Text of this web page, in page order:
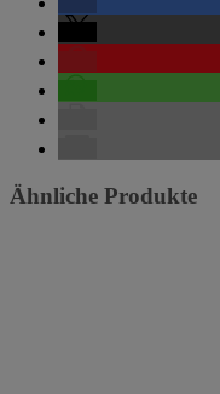
Ähnliche Produkte